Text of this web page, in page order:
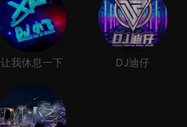
让我休息一下 DJ迪仔